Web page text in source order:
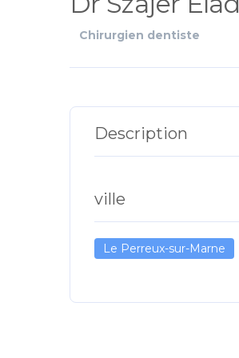
Chirurgien dentiste
Description
ville
Le Perreux-sur-Marne